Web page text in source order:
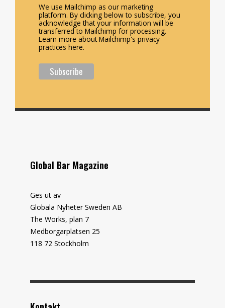
We use Mailchimp as our marketing
platform. By clicking below to subscribe, you
acknowledge that your information will be
transferred to Mailchimp for processing.
Learn more about Mailchimp's privacy
practices here.
Global Bar Magazine
Ges ut av
Globala Nyheter Sweden AB
The Works, plan 7
Medborgarplatsen 25
118 72 Stockholm